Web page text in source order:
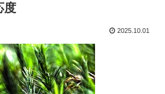
度
2025.10.01